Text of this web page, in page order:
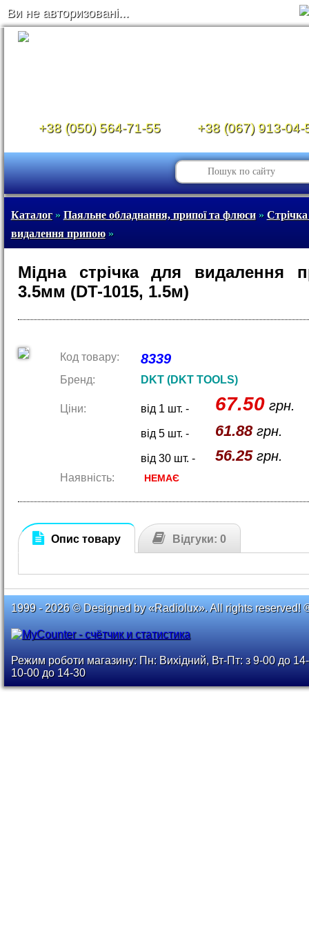
Ви не авторизовані...
+38 (050) 564-71-55 +38 (067) 913-04-
Каталог» Паяльне обладнання, припої та флюси»
видалення припою»
Мідна стрічка для видалення
3.5мм (DT-1015, 1.5м)
Код товару: 8339
Бренд: DKT (DKT TOOLS)
Ціни: від 1 шт. - 67.50грн.
від 5 шт. - 61.88грн.
від 30 шт. - 56.25грн.
Наявність: НЕМАЄ
Опис товару Відгуки: 0
1999 - 2026 © Designed by «Radiolux». All rights reserved!
Режим роботи магазину: Пн: Вихідний, Вт-Пт: з 9-00 до
10-00 до 14-30